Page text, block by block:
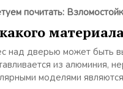
почитать:
над дверью может быть
из алюминия,
моделями